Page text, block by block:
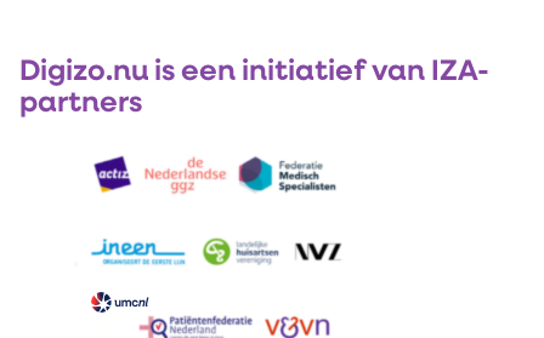
Digizo.nu is een initiatief van IZA-
partners